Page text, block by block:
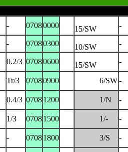
- 07080000 15/SW -
- 07080300 10/SW -
0.2/3 07080600 15/SW -
Tr/3 07080900 6/SW-
0.4/3 07081200 1/N -
1/3 07081500 1/- -
- 07081800 3/S -